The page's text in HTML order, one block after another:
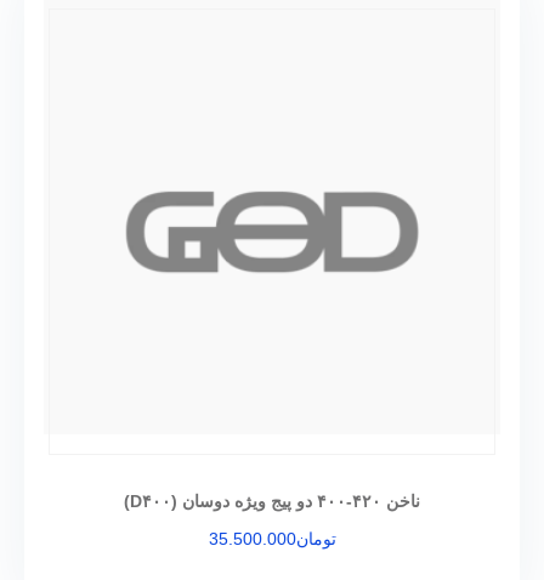
ناخن ۴۲۰-۴۰۰ دو پیج ویژه دوسان (D۴۰۰)
تومان35.500.000